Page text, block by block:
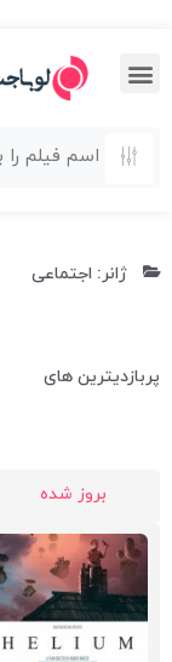
ژانر: اجتماعی
پربازدیترین های
بروز شده